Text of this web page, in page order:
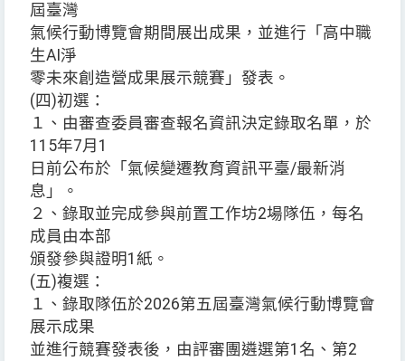
屆臺灣
氣候行動博覽會期間展出成果，並進行「高中職
生AI淨
零未來創造營成果展示競賽」發表。
(四)初選：
１、由審查委員審查報名資訊決定錄取名單，於
115年7月1
日前公布於「氣候變遷教育資訊平臺/最新消
息」。
２、錄取並完成參與前置工作坊2場隊伍，每名
成員由本部
頒發參與證明1紙。
(五)複選：
１、錄取隊伍於2026第五屆臺灣氣候行動博覽會
展示成果
並進行競賽發表後，由評審團遴選第1名、第2